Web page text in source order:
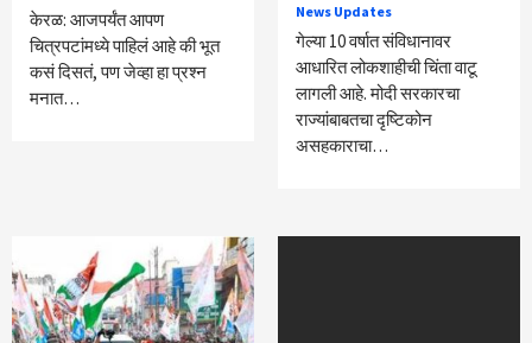
केरळ: आजपर्यंत आपण
चित्रपटांमध्ये पाहिलं आहे की भूत
कसं दिसतं, पण जेव्हा हा प्रश्न
मनात…
News Updates
गेल्या 10 वर्षात संविधानावर
आधारित लोकशाहीची चिंता वाटू
लागली आहे. मोदी सरकारचा
राज्यांबाबतचा दृष्टिकोन
असहकाराचा…